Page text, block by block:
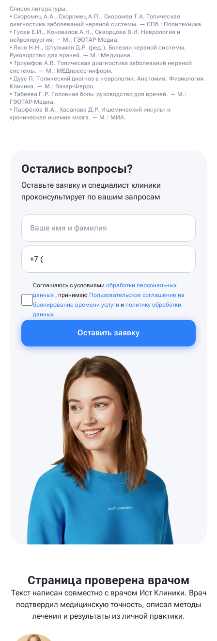
Список литературы:
• Скоромец А.А., Скоромец А.П., Скоромец Т.А. Топическая
диагностика заболеваний нервной системы. — СПб.: Политехника.
• Гусев Е.И., Коновалов А.Н., Скворцова В.И. Неврология и
нейрохирургия. — М.: ГЭОТАР-Медиа.
• Яхно Н.Н., Штульман Д.Р. (ред.). Болезни нервной системы.
Руководство для врачей. — М.: Медицина.
• Триумфов А.В. Топическая диагностика заболеваний нервной
системы. — М.: МЕДпресс-информ.
• Дуус П. Топический диагноз в неврологии. Анатомия. Физиология.
Клиника. — М.: Вазар-Ферро.
• Табеева Г.Р. Головная боль: руководство для врачей. — М.:
ГЭОТАР-Медиа.
• Парфёнов В.А., Хасанова Д.Р. Ишемический инсульт и
хроническая ишемия мозга. — М.: МИА.
Остались вопросы?
Оставьте заявку и специалист клиники
проконсультирует по вашим запросам
Соглашаюсь с условиями обработки персональных
данных , принимаю Пользовательское соглашение на
бронирование времени услуги и политику обработки
данных .
Оставить заявку
Страница проверена врачом
Текст написан совместно с врачом Ист Клиники. Врач
подтвердил медицинскую точность, описал методы
лечения и результаты из личной практики.